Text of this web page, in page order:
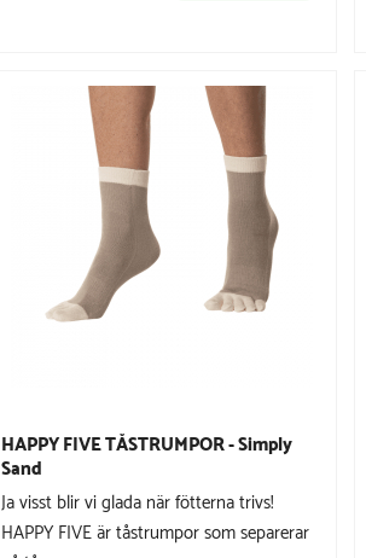
HAPPY FIVE TÅSTRUMPOR - Simply
Sand
Ja visst blir vi glada när fötterna trivs!
HAPPY FIVE är tåstrumpor som separerar